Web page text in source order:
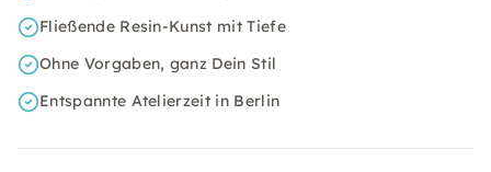
Fließende Resin-Kunst mit Tiefe
Ohne Vorgaben, ganz Dein Stil
Entspannte Atelierzeit in Berlin